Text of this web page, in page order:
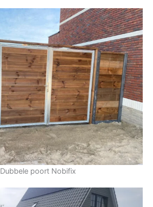
Dubbele poort Nobifix